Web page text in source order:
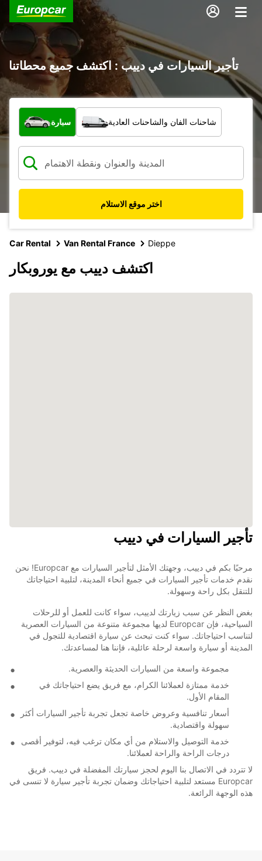
تأجير السيارات في دييب : اكتشف جميع محطاتنا
ما نوع المركبة؟
سيارة شاحنات الفان والشاحنات العادية
اختر موقع الاستلام
Car Rental Van Rental France Dieppe
اكتشف دييب مع يوروبكار
تأجير السيارات في دييب
مرحبًا بكم في دييب، وجهتك الأمثل لتأجير السيارات مع Europcar! نحن
نقدم خدمات تأجير السيارات في جميع أنحاء المدينة، لتلبية احتياجاتك
للتنقل بكل راحة وسهولة.
بغض النظر عن سبب زيارتك لدييب، سواء كانت للعمل أو للرحلات
السياحية، فإن Europcar لديها مجموعة متنوعة من السيارات العصرية
لتناسب احتياجاتك. سواء كنت تبحث عن سيارة اقتصادية للتجول في
المدينة أو سيارة واسعة لرحلة عائلية، فإننا هنا لمساعدتك.
مجموعة واسعة من السيارات الحديثة والعصرية.
خدمة ممتازة لعملائنا الكرام، مع فريق يضع احتياجاتك في
المقام الأول.
أسعار تنافسية وعروض خاصة تجعل تجربة تأجير السيارات أكثر
سهولة واقتصادية.
خدمة التوصيل والاستلام من أي مكان ترغب فيه، لتوفير أقصى
درجات الراحة والراحة لعملائنا.
لا تتردد في الاتصال بنا اليوم لحجز سيارتك المفضلة في دييب. فريق
Europcar مستعد لتلبية احتياجاتك وضمان تجربة تأجير سيارة لا تنسى في
هذه الوجهة الرائعة.